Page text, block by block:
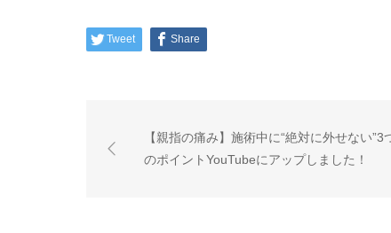
Tweet Share
【親指の痛み】施術中に“絶対に外せない”3
のポイントYouTubeにアップしました！